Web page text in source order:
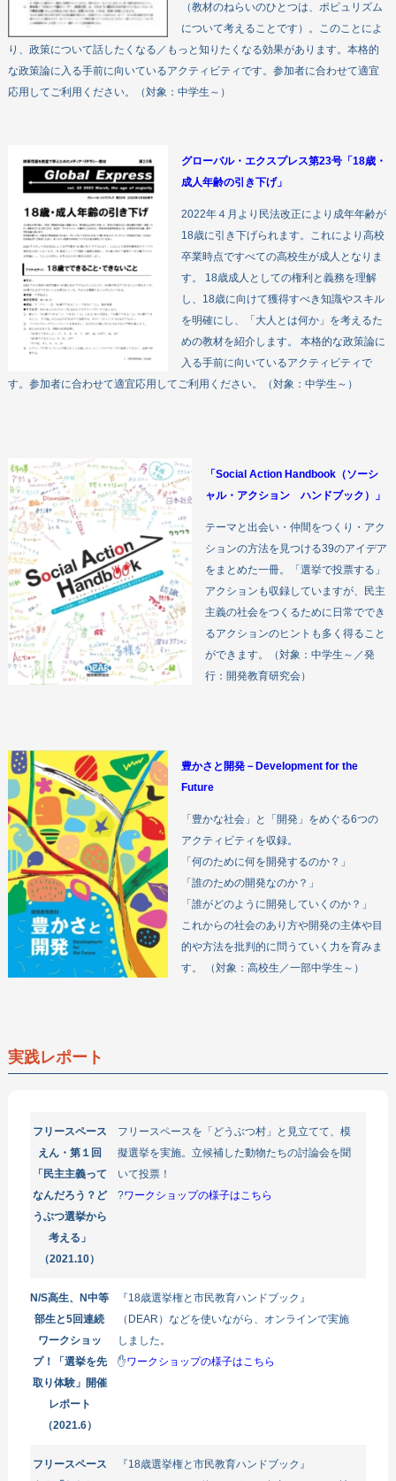
（教材のねらいのひとつは、ポピュリズム
について考えることです）。このことによ
り、政策について話したくなる／もっと知りたくなる効果があります。本格的
な政策論に入る手前に向いているアクティビティです。参加者に合わせて適宜
応用してご利用ください。（対象：中学生～）
グローバル・エクスプレス第23号「18歳・
成人年齢の引き下げ」
2022年４月より民法改正により成年年齢が
18歳に引き下げられます。これにより高校
卒業時点ですべての高校生が成人となりま
す。 18歳成人としての権利と義務を理解
し、18歳に向けて獲得すべき知識やスキル
を明確にし、「大人とは何か」を考えるた
めの教材を紹介します。 本格的な政策論に
入る手前に向いているアクティビティで
す。参加者に合わせて適宜応用してご利用ください。（対象：中学生～）
「Social Action Handbook（ソーシ
ャル・アクション ハンドブック）」
テーマと出会い・仲間をつくり・アク
ションの方法を見つける39のアイデア
をまとめた一冊。「選挙で投票する」
アクションも収録していますが、民主
主義の社会をつくるために日常ででき
るアクションのヒントも多く得ること
ができます。（対象：中学生～／発
行：開発教育研究会）
豊かさと開発－Development for the
Future
「豊かな社会」と「開発」をめぐる6つの
アクティビティを収録。
「何のために何を開発するのか？」
「誰のための開発なのか？」
「誰がどのように開発していくのか？」
これからの社会のあり方や開発の主体や目
的や方法を批判的に問うていく力を育みま
す。 （対象：高校生／一部中学生～）
実践レポート
フリースペース
えん・第１回
「民主主義って
なんだろう？ど
うぶつ選挙から
考える」
（2021.10）
フリースペースを「どうぶつ村」と見立てて、模
擬選挙を実施。立候補した動物たちの討論会を聞
いて投票！
?ワークショップの様子はこちら
N/S高生、N中等
部生と5回連続
ワークショッ
プ！「選挙を先
取り体験」開催
レポート
（2021.6）
『18歳選挙権と市民教育ハンドブック』
（DEAR）などを使いながら、オンラインで実施
しました。
✋ワークショップの様子はこちら
フリースペース
『18歳選挙権と市民教育ハンドブック』